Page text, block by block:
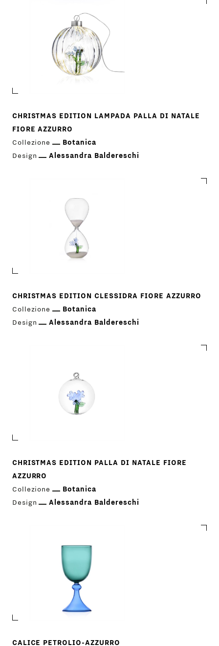
CHRISTMAS EDITION LAMPADA PALLA DI NATALE
FIORE AZZURRO
Collezione
Botanica
Design
Alessandra Baldereschi
CHRISTMAS EDITION CLESSIDRA FIORE AZZURRO
Collezione
Botanica
Design
Alessandra Baldereschi
CHRISTMAS EDITION PALLA DI NATALE FIORE
AZZURRO
Collezione
Botanica
Design
Alessandra Baldereschi
CALICE PETROLIO-AZZURRO